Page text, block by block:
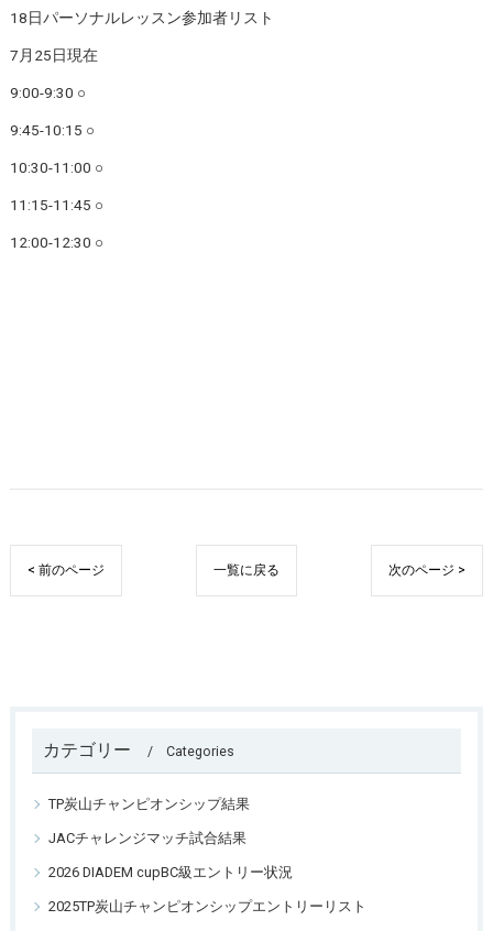
18日パーソナルレッスン参加者リスト
7月25日現在
9:00-9:30 ○
9:45-10:15 ○
10:30-11:00 ○
11:15-11:45 ○
12:00-12:30 ○
< 前のページ 一覧に戻る 次のページ >
カテゴリー Categories
TP炭山チャンピオンシップ結果
JACチャレンジマッチ試合結果
2026 DIADEM cupBC級エントリー状況
2025TP炭山チャンピオンシップエントリーリスト